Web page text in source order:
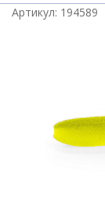
Артикул: 194589